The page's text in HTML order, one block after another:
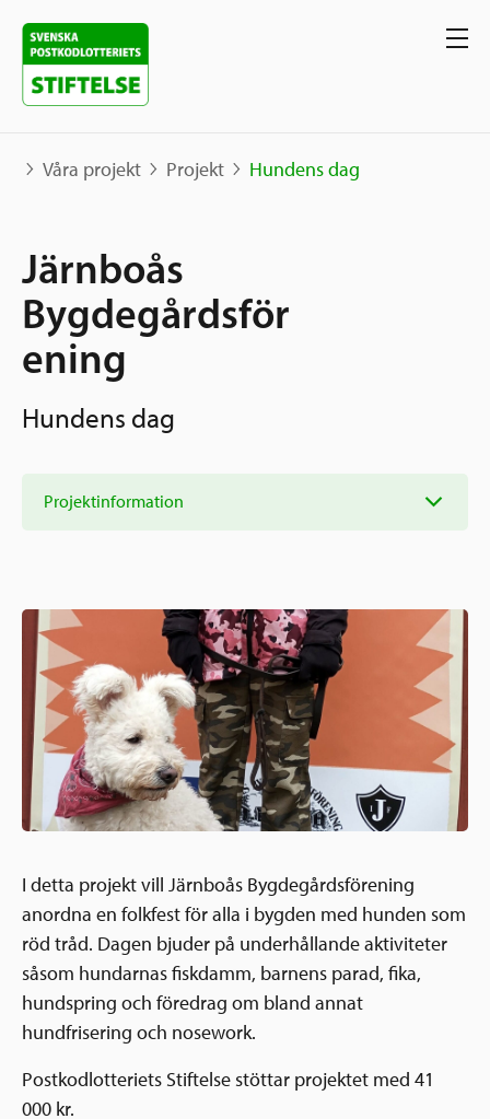
Projekt
Karta
Berättelser
Våra stöd
Sverige och övriga världen
Grannskapsinitiativet
Sök stöd
Ansökningsguide
Sverige och övriga världen
Grannskapsinitiativet
Om oss
Verksamhetsberättelser & årsredovisningar
Medarbetare & styrelse
Kontakt
Pressrum
Nyheter & kalenderhändelser
Postkodlotteriet
Våra projekt Projekt Hundens dag
Järnboås
Bygdegårdsför
ening
Hundens dag
Projektinformation
I detta projekt vill Järnboås Bygdegårdsförening
anordna en folkfest för alla i bygden med hunden som
röd tråd. Dagen bjuder på underhållande aktiviteter
såsom hundarnas fiskdamm, barnens parad, fika,
hundspring och föredrag om bland annat
hundfrisering och nosework.
Postkodlotteriets Stiftelse stöttar projektet med 41
000 kr.